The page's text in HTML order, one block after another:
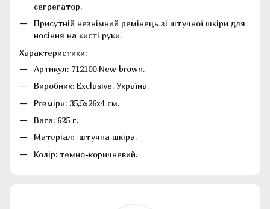
сегрегатор.
Присутній незнімний ремінець зі штучної шкіри для
носіння на кисті руки.
Характеристики:
Артикул: 712100 New brown.
Виробник: Exclusive, Україна.
Розміри: 35,5х26х4 см.
Вага: 625 г.
Матеріал: штучна шкіра.
Колір: темно-коричневий.